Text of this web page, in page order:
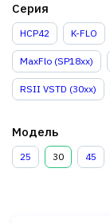
Серия
HCP42 K-FLO
MaxFlo (SP18xx)
RSII VSTD (30xx)
Модель
25 30 45